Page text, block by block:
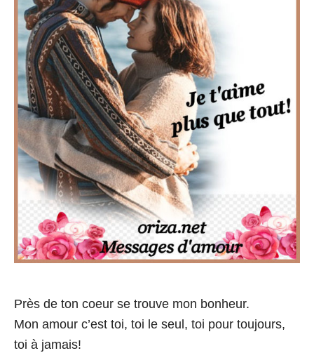
Près de ton coeur se trouve mon bonheur.
Mon amour c’est toi, toi le seul, toi pour toujours,
toi à jamais!